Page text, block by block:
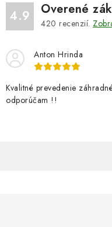
4.9 Overené
420 recenzií.
Anton Hrinda
Kvalitné prevedenie
odporúčam !!